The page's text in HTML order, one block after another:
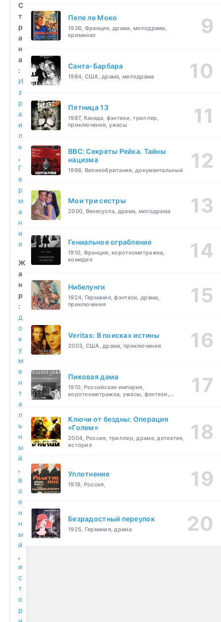
С
т
р
а
н
а
:
И
з
р
а
и
л
ь
,
Г
е
р
м
а
н
и
я
Ж
а
н
р
:
д
о
к
у
м
е
н
т
а
л
ь
н
ы
й
,
в
о
е
н
н
ы
й
,
и
с
т
о
р
Пепе ле Моко
1936, Франция, драма, мелодрама,
криминал
Санта-Барбара
1984, США, драма, мелодрама
Пятница 13
1987, Канада, фэнтези, триллер,
приключения, ужасы
BBC: Секреты Рейха. Тайны
нацизма
1998, Великобритания, документальный
Мои три сестры
2000, Венесуэла, драма, мелодрама
Гениальное ограбление
1910, Франция, короткометражка,
комедия
Нибелунги
1924, Германия, фэнтези, драма,
приключения
Veritas: В поисках истины
2003, США, драма, приключения
Пиковая дама
1910, Российская империя,
короткометражка, ужасы, фэнтези,
Ключи от бездны: Операция
«Голем»
2004, Россия, триллер, драма, детектив,
история
Уплотнение
1918, Россия,
Безрадостный переулок
1925, Германия, драма